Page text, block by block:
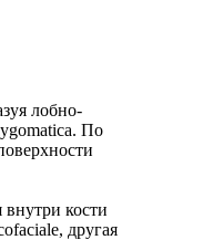
лобно-
По
внутри кости
другая